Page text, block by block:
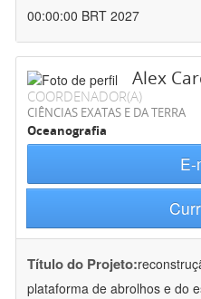
00:00:00 BRT 2027
Alex
COORDENADOR(A)
CIÊNCIAS EXATAS E DA TERRA
Oceanografia
E-
Título do Projeto:
plataforma de abrolhos e do